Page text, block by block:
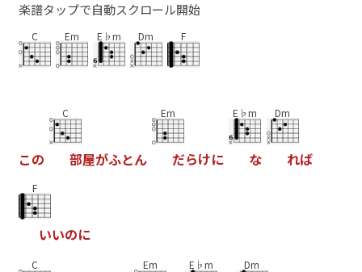
楽譜タップで自動スクロール開始
C Em E♭m Dm F
この
C
部屋がふとん
Em
だらけに
E♭m
な
Dm
れば
F
いいのに
C Em E♭m Dm